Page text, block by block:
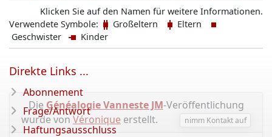
Klicken Sie auf den Namen für weitere Informationen.
Verwendete Symbole:
Großeltern
Eltern
Geschwister
Kinder
Die Généalogie Vanneste JM-Veröffentlichung
wurde von Véronique erstellt. nimm Kontakt auf
Direkte Links ...
Abonnement
Frage/Antwort
Haftungsausschluss